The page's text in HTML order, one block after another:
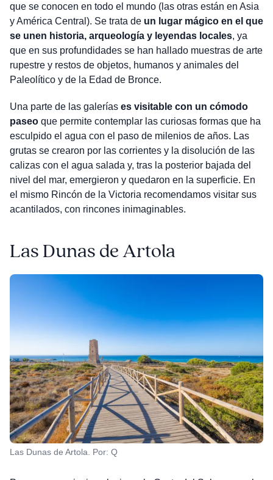
que se conocen en todo el mundo (las otras están en Asia
y América Central). Se trata de un lugar mágico en el que
se unen historia, arqueología y leyendas locales, ya
que en sus profundidades se han hallado muestras de arte
rupestre y restos de objetos, humanos y animales del
Paleolítico y de la Edad de Bronce.
Una parte de las galerías es visitable con un cómodo
paseoque permite contemplar las curiosas formas que ha
esculpido el agua con el paso de milenios de años. Las
grutas se crearon por las corrientes y la disolución de las
calizas con el agua salada y, tras la posterior bajada del
nivel del mar, emergieron y quedaron en la superficie. En
el mismo Rincón de la Victoria recomendamos visitar sus
acantilados, con rincones inimaginables.
Las Dunas de Artola
Las Dunas de Artola. Por: Q